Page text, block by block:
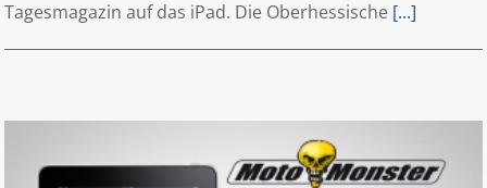
Tagesmagazin auf das iPad. Die Oberhessische [...]